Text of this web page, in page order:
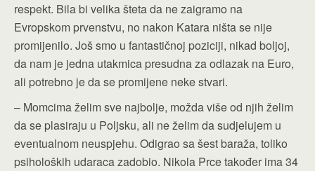
respekt. Bila bi velika šteta da ne zaigramo na
Evropskom prvenstvu, no nakon Katara ništa se nije
promijenilo. Još smo u fantastičnoj poziciji, nikad boljoj,
da nam je jedna utakmica presudna za odlazak na Euro,
ali potrebno je da se promijene neke stvari.
– Momcima želim sve najbolje, možda više od njih želim
da se plasiraju u Poljsku, ali ne želim da sudjelujem u
eventualnom neuspjehu. Odigrao sa šest baraža, toliko
psiholoških udaraca zadobio. Nikola Prce također ima 34